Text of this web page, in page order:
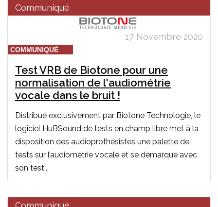
Communiqué
17 Novembre 2020
COMMUNIQUÉ
Test VRB de Biotone pour une
normalisation de l'audiométrie
vocale dans le bruit !
Distribué exclusivement par Biotone Technologie, le
logiciel HuBSound de tests en champ libre met à la
disposition des audioprothésistes une palette de
tests sur l’audiométrie vocale et se démarque avec
son test...